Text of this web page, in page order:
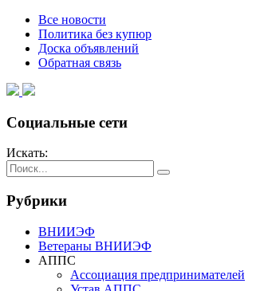
Все новости
Политика без купюр
Доска объявлений
Обратная связь
Социальные сети
Искать:
Рубрики
ВНИИЭФ
Ветераны ВНИИЭФ
АППС
Ассоциация предпринимателей